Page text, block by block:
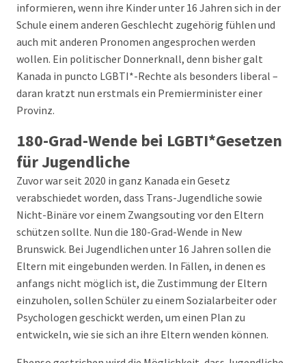
informieren, wenn ihre Kinder unter 16 Jahren sich in der
Schule einem anderen Geschlecht zugehörig fühlen und
auch mit anderen Pronomen angesprochen werden
wollen. Ein politischer Donnerknall, denn bisher galt
Kanada in puncto LGBTI*-Rechte als besonders liberal –
daran kratzt nun erstmals ein Premierminister einer
Provinz.
180-Grad-Wende bei LGBTI*Gesetzen
für Jugendliche
Zuvor war seit 2020 in ganz Kanada ein Gesetz
verabschiedet worden, dass Trans-Jugendliche sowie
Nicht-Binäre vor einem Zwangsouting vor den Eltern
schützen sollte. Nun die 180-Grad-Wende in New
Brunswick. Bei Jugendlichen unter 16 Jahren sollen die
Eltern mit eingebunden werden. In Fällen, in denen es
anfangs nicht möglich ist, die Zustimmung der Eltern
einzuholen, sollen Schüler zu einem Sozialarbeiter oder
Psychologen geschickt werden, um einen Plan zu
entwickeln, wie sie sich an ihre Eltern wenden können.